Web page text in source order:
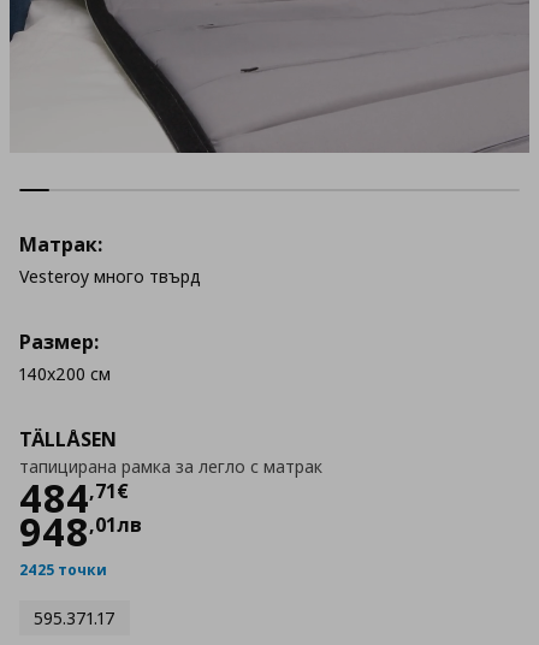
TÄLLÅSEN
тапицирана рамка за легло с матрак
484,71€
Цена484,71 €
948,01лв
2425 точки
595.371.17
Матрак:
Vesteroy много твърд
Размер:
140x200 см